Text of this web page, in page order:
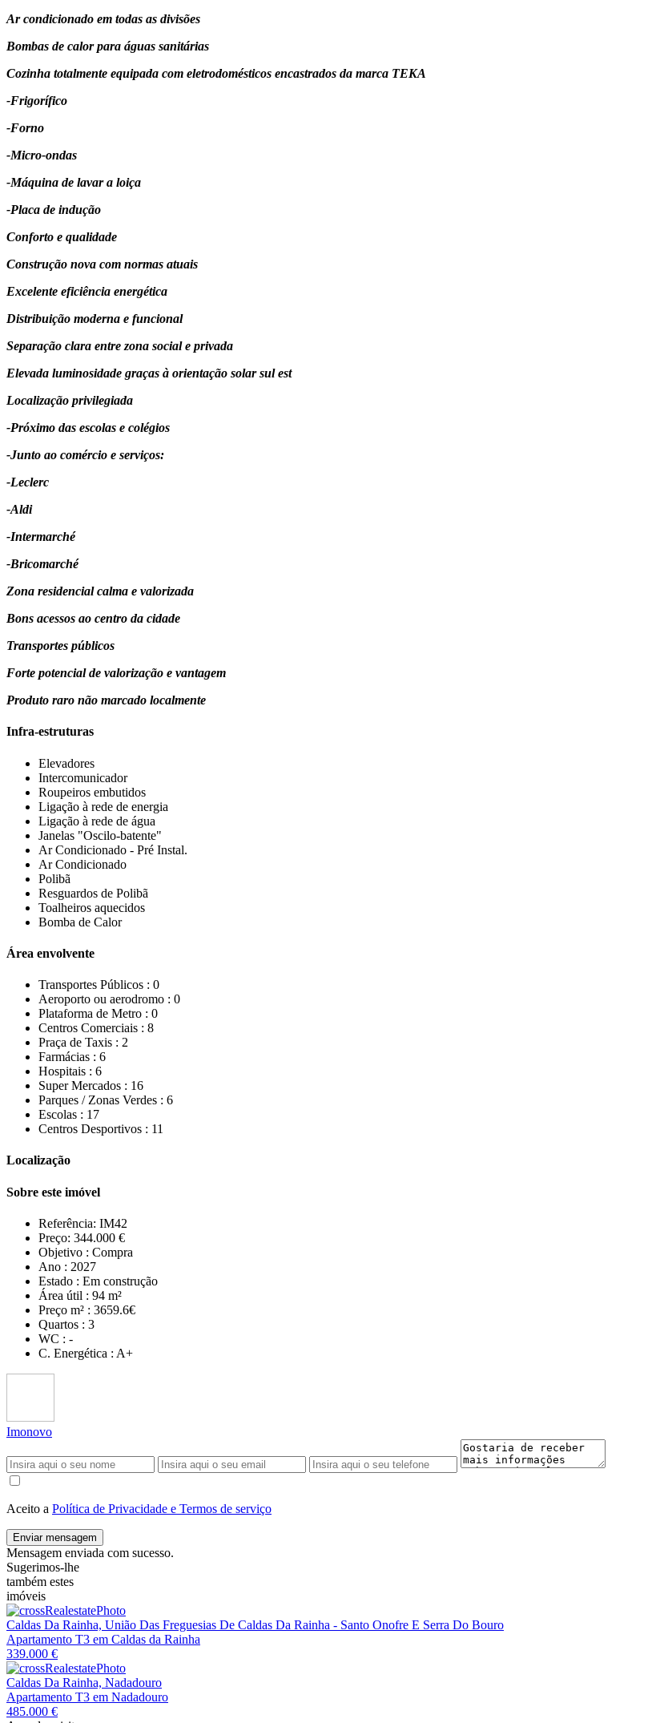
Ar condicionado em todas as divisões
Bombas de calor para águas sanitárias
Cozinha totalmente equipada com eletrodomésticos encastrados da marca TEKA
-Frigorífico
-Forno
-Micro-ondas
-Máquina de lavar a loiça
-Placa de indução
Conforto e qualidade
Construção nova com normas atuais
Excelente eficiência energética
Distribuição moderna e funcional
Separação clara entre zona social e privada
Elevada luminosidade graças à orientação solar sul est
Localização privilegiada
-Próximo das escolas e colégios
-Junto ao comércio e serviços:
-Leclerc
-Aldi
-Intermarché
-Bricomarché
Zona residencial calma e valorizada
Bons acessos ao centro da cidade
Transportes públicos
Forte potencial de valorização e vantagem
Produto raro não marcado localmente
Infra-estruturas
Elevadores
Intercomunicador
Roupeiros embutidos
Ligação à rede de energia
Ligação à rede de água
Janelas "Oscilo-batente"
Ar Condicionado - Pré Instal.
Ar Condicionado
Polibã
Resguardos de Polibã
Toalheiros aquecidos
Bomba de Calor
Área envolvente
Transportes Públicos : 0
Aeroporto ou aerodromo : 0
Plataforma de Metro : 0
Centros Comerciais : 8
Praça de Taxis : 2
Farmácias : 6
Hospitais : 6
Super Mercados : 16
Parques / Zonas Verdes : 6
Escolas : 17
Centros Desportivos : 11
Localização
Sobre este imóvel
Referência: IM42
Preço: 344.000 €
Objetivo : Compra
Ano : 2027
Estado : Em construção
Área útil : 94 m²
Preço m² : 3659.6€
Quartos : 3
WC : -
C. Energética : A+
Imonovo
Aceito a Política de Privacidade e Termos de serviço
Enviar mensagem
Mensagem enviada com sucesso.
Sugerimos-lhe
também estes
imóveis
Caldas Da Rainha, União Das Freguesias De Caldas Da Rainha - Santo Onofre E Serra Do Bouro
Apartamento T3 em Caldas da Rainha
339.000 €
Caldas Da Rainha, Nadadouro
Apartamento T3 em Nadadouro
485.000 €